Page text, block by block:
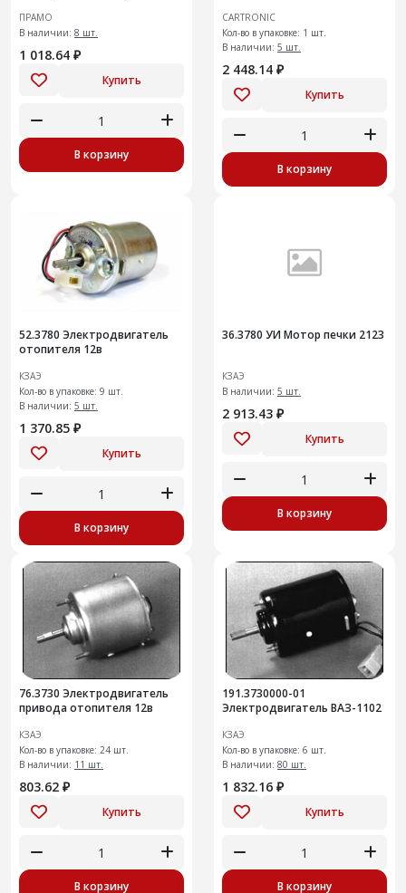
ПРАМО
В наличии: 8 шт.
1 018.64 ₽
Купить
В корзину
CARTRONIC
Кол-во в упаковке: 1 шт.
В наличии: 5 шт.
2 448.14 ₽
Купить
В корзину
52.3780 Электродвигатель
отопителя 12в
КЗАЭ
Кол-во в упаковке: 9 шт.
В наличии: 5 шт.
1 370.85 ₽
Купить
В корзину
36.3780 УИ Мотор печки 2123
КЗАЭ
В наличии: 5 шт.
2 913.43 ₽
Купить
В корзину
76.3730 Электродвигатель
привода отопителя 12в
КЗАЭ
Кол-во в упаковке: 24 шт.
В наличии: 11 шт.
803.62 ₽
Купить
В корзину
191.3730000-01
Электродвигатель ВАЗ-1102
КЗАЭ
Кол-во в упаковке: 6 шт.
В наличии: 80 шт.
1 832.16 ₽
Купить
В корзину